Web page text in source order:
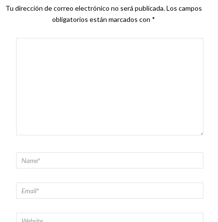
Tu dirección de correo electrónico no será publicada.Los campos
obligatorios están marcados con *